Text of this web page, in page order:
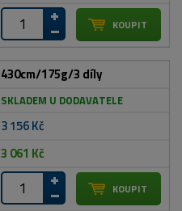
430cm/175g/3 díly
SKLADEM U DODAVATELE
3 156 Kč
3 061 Kč